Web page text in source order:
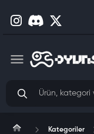
Kategoriler